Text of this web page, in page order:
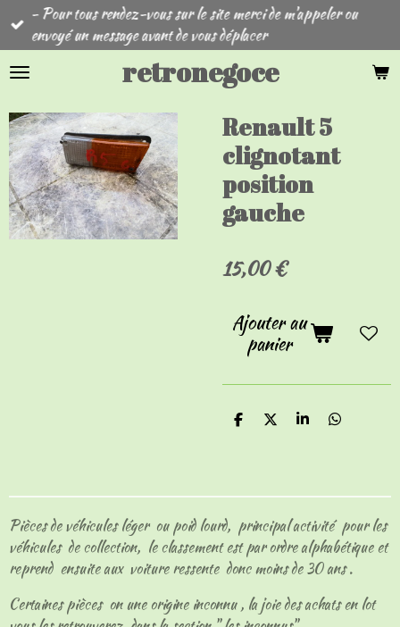
Passer
principal
retronegoce
- Pour tous rendez-vous sur le site merci de m'appeler ou
envoyé un message avant de vous déplacer
Renault 5
clignotant
position
gauche
15,00 €
Ajouter au
panier
P
g
r
P
g
r
P
g
r
P
g
r
Pièces de véhicules léger ou poid lourd, principal activité pour les
véhicules de collection, le classement est par ordre alphabétique et
reprend ensuite aux voiture ressente donc moins de 30 ans .
Certaines pièces on une origine inconnu , la joie des achats en lot